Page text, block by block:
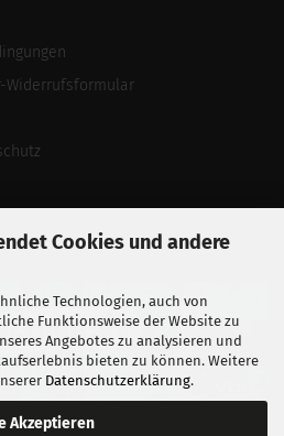
Cookies und andere
Technologien, auch von
Funktionsweise der Website zu
Angebotes zu analysieren und
bieten zu können. Weitere
Datenschutzerklärung.
Akzeptieren
Widerrufsformular